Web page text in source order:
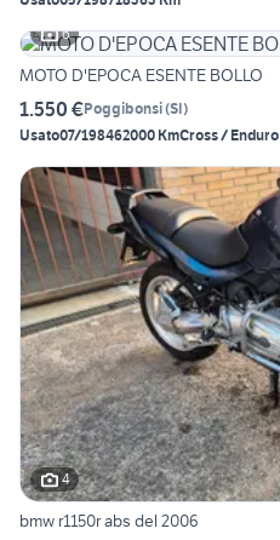
6
MOTO D'EPOCA ESENTE BOLLO
1.550 €Poggibonsi(SI)
Usato07/198462000 KmCross / Enduro
4
bmw r1150r abs del 2006